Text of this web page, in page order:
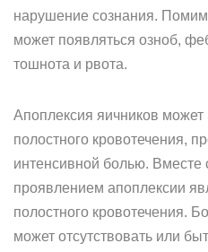
нарушение сознания.
может появляться озноб,
тошнота и рвота.
Апоплексия яичников может
полостного кровотечения,
интенсивной болью. Вместе
проявлением апоплексии
полостного кровотечения.
может отсутствовать или